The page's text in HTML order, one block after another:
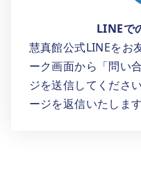
LINEで
慧真館公式LINEをお
ーク画面から「問い
ジを送信してくださ
ージを返信いたします